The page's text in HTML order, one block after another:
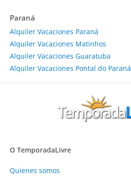
Paraná
Alquiler Vacaciones Paraná
Alquiler Vacaciones Matinhos
Alquiler Vacaciones Guaratuba
Alquiler Vacaciones Pontal do Paraná
O TemporadaLivre
Quienes somos